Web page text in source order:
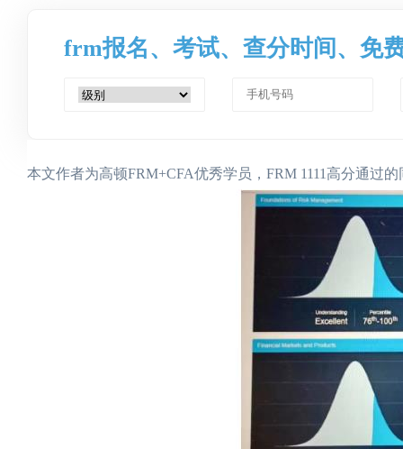
frm报名、考试、查分时间、免
本文作者为高顿FRM+CFA优秀学员，FRM 1111高分通过的